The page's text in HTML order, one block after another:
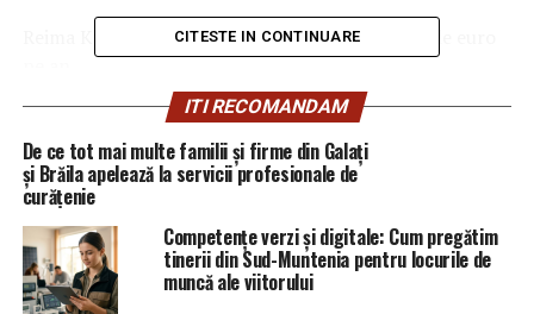
Reima Kuisla declarase venituri de 6,5 milioane de euro
În Finlanda se pot aplica astfel de amenzi pentru
încălcări ale codului rutier, precum şi pentru furt sau
diverse infracţiuni economice. Astfel de amenzi nu sunt
frecvente, dar nici neobişnuite.
ARTICOLE PE ACEIASI TEMA: PRIMA
URMATORUL
CITESTE IN CONTINUARE
ITI RECOMANDAM
De ce tot mai multe familii și firme din Galați
și Brăila apelează la servicii profesionale de
curățenie
Competențe verzi și digitale: Cum pregătim
tinerii din Sud-Muntenia pentru locurile de
muncă ale viitorului